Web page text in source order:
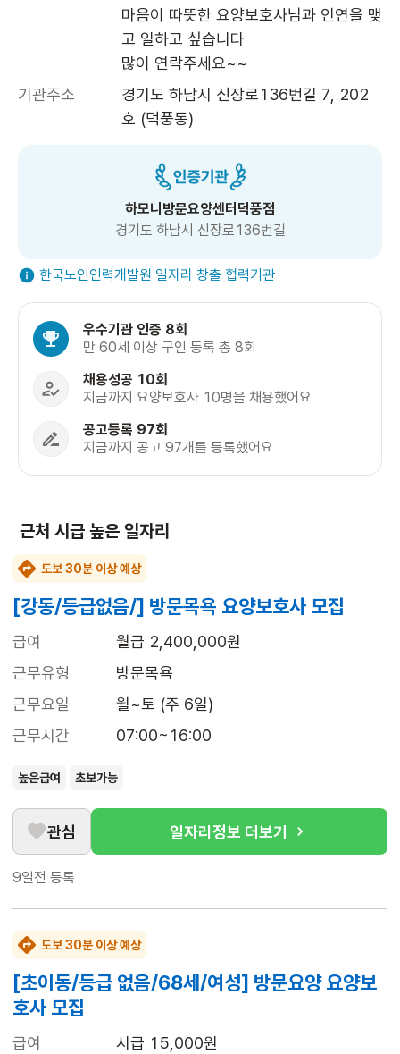
마음이 따뜻한 요양보호사님과 인연을 맺
고 일하고 싶습니다
기관주소
경기도 하남시 신장로136번길 7, 202
호 (덕풍동)
하모니방문요양센터덕풍점
경기도 하남시 신장로136번길
한국노인인력개발원 일자리 창출 협력기관
우수기관 인증 8회
만 60세 이상 구인 등록 총 8회
채용성공 10회
지금까지 요양보호사 10명을 채용했어요
공고등록 97회
지금까지 공고 97개를 등록했어요
근처 시급 높은 일자리
도보 30분 이상 예상
[강동/등급없음/] 방문목욕 요양보호사 모집
급여
월급 2,400,000원
근무유형
방문목욕
근무요일
월~토 (주 6일)
근무시간
07:00~16:00
높은급여 초보가능
관심 일자리정보 더보기
9일전 등록
도보 30분 이상 예상
[초이동/등급 없음/68세/여성] 방문요양 요양보
호사 모집
급여
시급 15,000원